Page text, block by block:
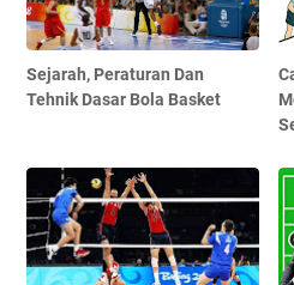
Sejarah, Peraturan Dan
Tehnik Dasar Bola Basket